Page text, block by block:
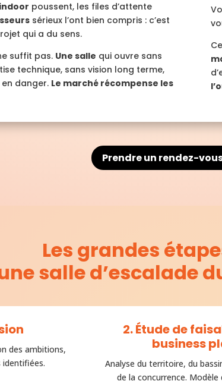
poussent, les files d’attente
sérieux l’ont bien compris : c’est
qui a du sens.
suffit pas. Une salle qui ouvre sans
technique, sans vision long terme,
en danger. Le marché récompense les
Prendre un rendez-
Les grandes
salle d’escalade
des ambitions,
2. Étude de
business
Analyse du territoire, du
de la concurrence. Modèle